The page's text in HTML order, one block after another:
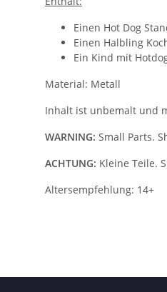
Einen Hot Dog
Einen Halbling
Ein Kind mit
Material: Metall
Inhalt ist unbemalt und
WARNING: Small Parts.
ACHTUNG: Kleine Teile.
Altersempfehlung: 14+